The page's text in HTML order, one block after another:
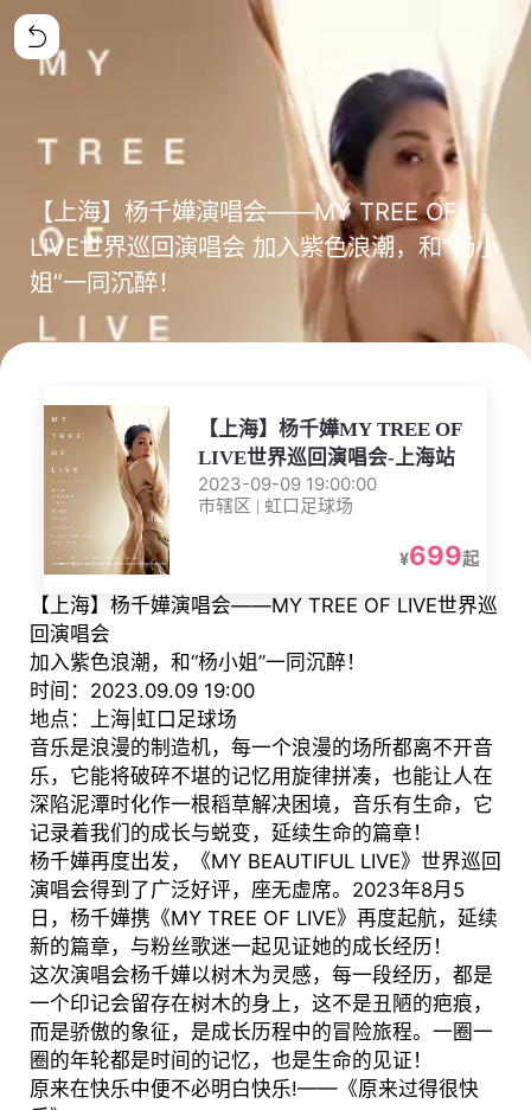
【上海】杨千嬅演唱会——MY TREE OF
LIVE世界巡回演唱会 加入紫色浪潮，和“杨小
姐”一同沉醉！
【上海】杨千嬅MY TREE OF
LIVE世界巡回演唱会-上海站
2023-09-09 19:00:00
市辖区 | 虹口足球场
¥699起
【上海】杨千嬅演唱会——MY TREE OF LIVE世界巡
回演唱会
加入紫色浪潮，和“杨小姐”一同沉醉！
时间：2023.09.09 19:00
地点：上海|虹口足球场
音乐是浪漫的制造机，每一个浪漫的场所都离不开音
乐，它能将破碎不堪的记忆用旋律拼凑，也能让人在
深陷泥潭时化作一根稻草解决困境，音乐有生命，它
记录着我们的成长与蜕变，延续生命的篇章！
杨千嬅再度出发，《MY BEAUTIFUL LIVE》世界巡回
演唱会得到了广泛好评，座无虚席。2023年8月5
日，杨千嬅携《MY TREE OF LIVE》再度起航，延续
新的篇章，与粉丝歌迷一起见证她的成长经历！
这次演唱会杨千嬅以树木为灵感，每一段经历，都是
一个印记会留存在树木的身上，这不是丑陋的疤痕，
而是骄傲的象征，是成长历程中的冒险旅程。一圈一
圈的年轮都是时间的记忆，也是生命的见证！
原来在快乐中便不必明白快乐!——《原来过得很快